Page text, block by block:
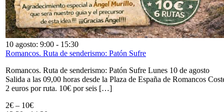
10 agosto: 9:00 - 15:30
Romancos. Ruta de senderismo: Patón Sufre
Romancos. Ruta de senderismo: Patón Sufre Lunes 10 de agosto
Salida a las 09,00 horas desde la Plaza de España de Romancos
2 euros por ruta. 10€ por seis […]
2€ – 10€